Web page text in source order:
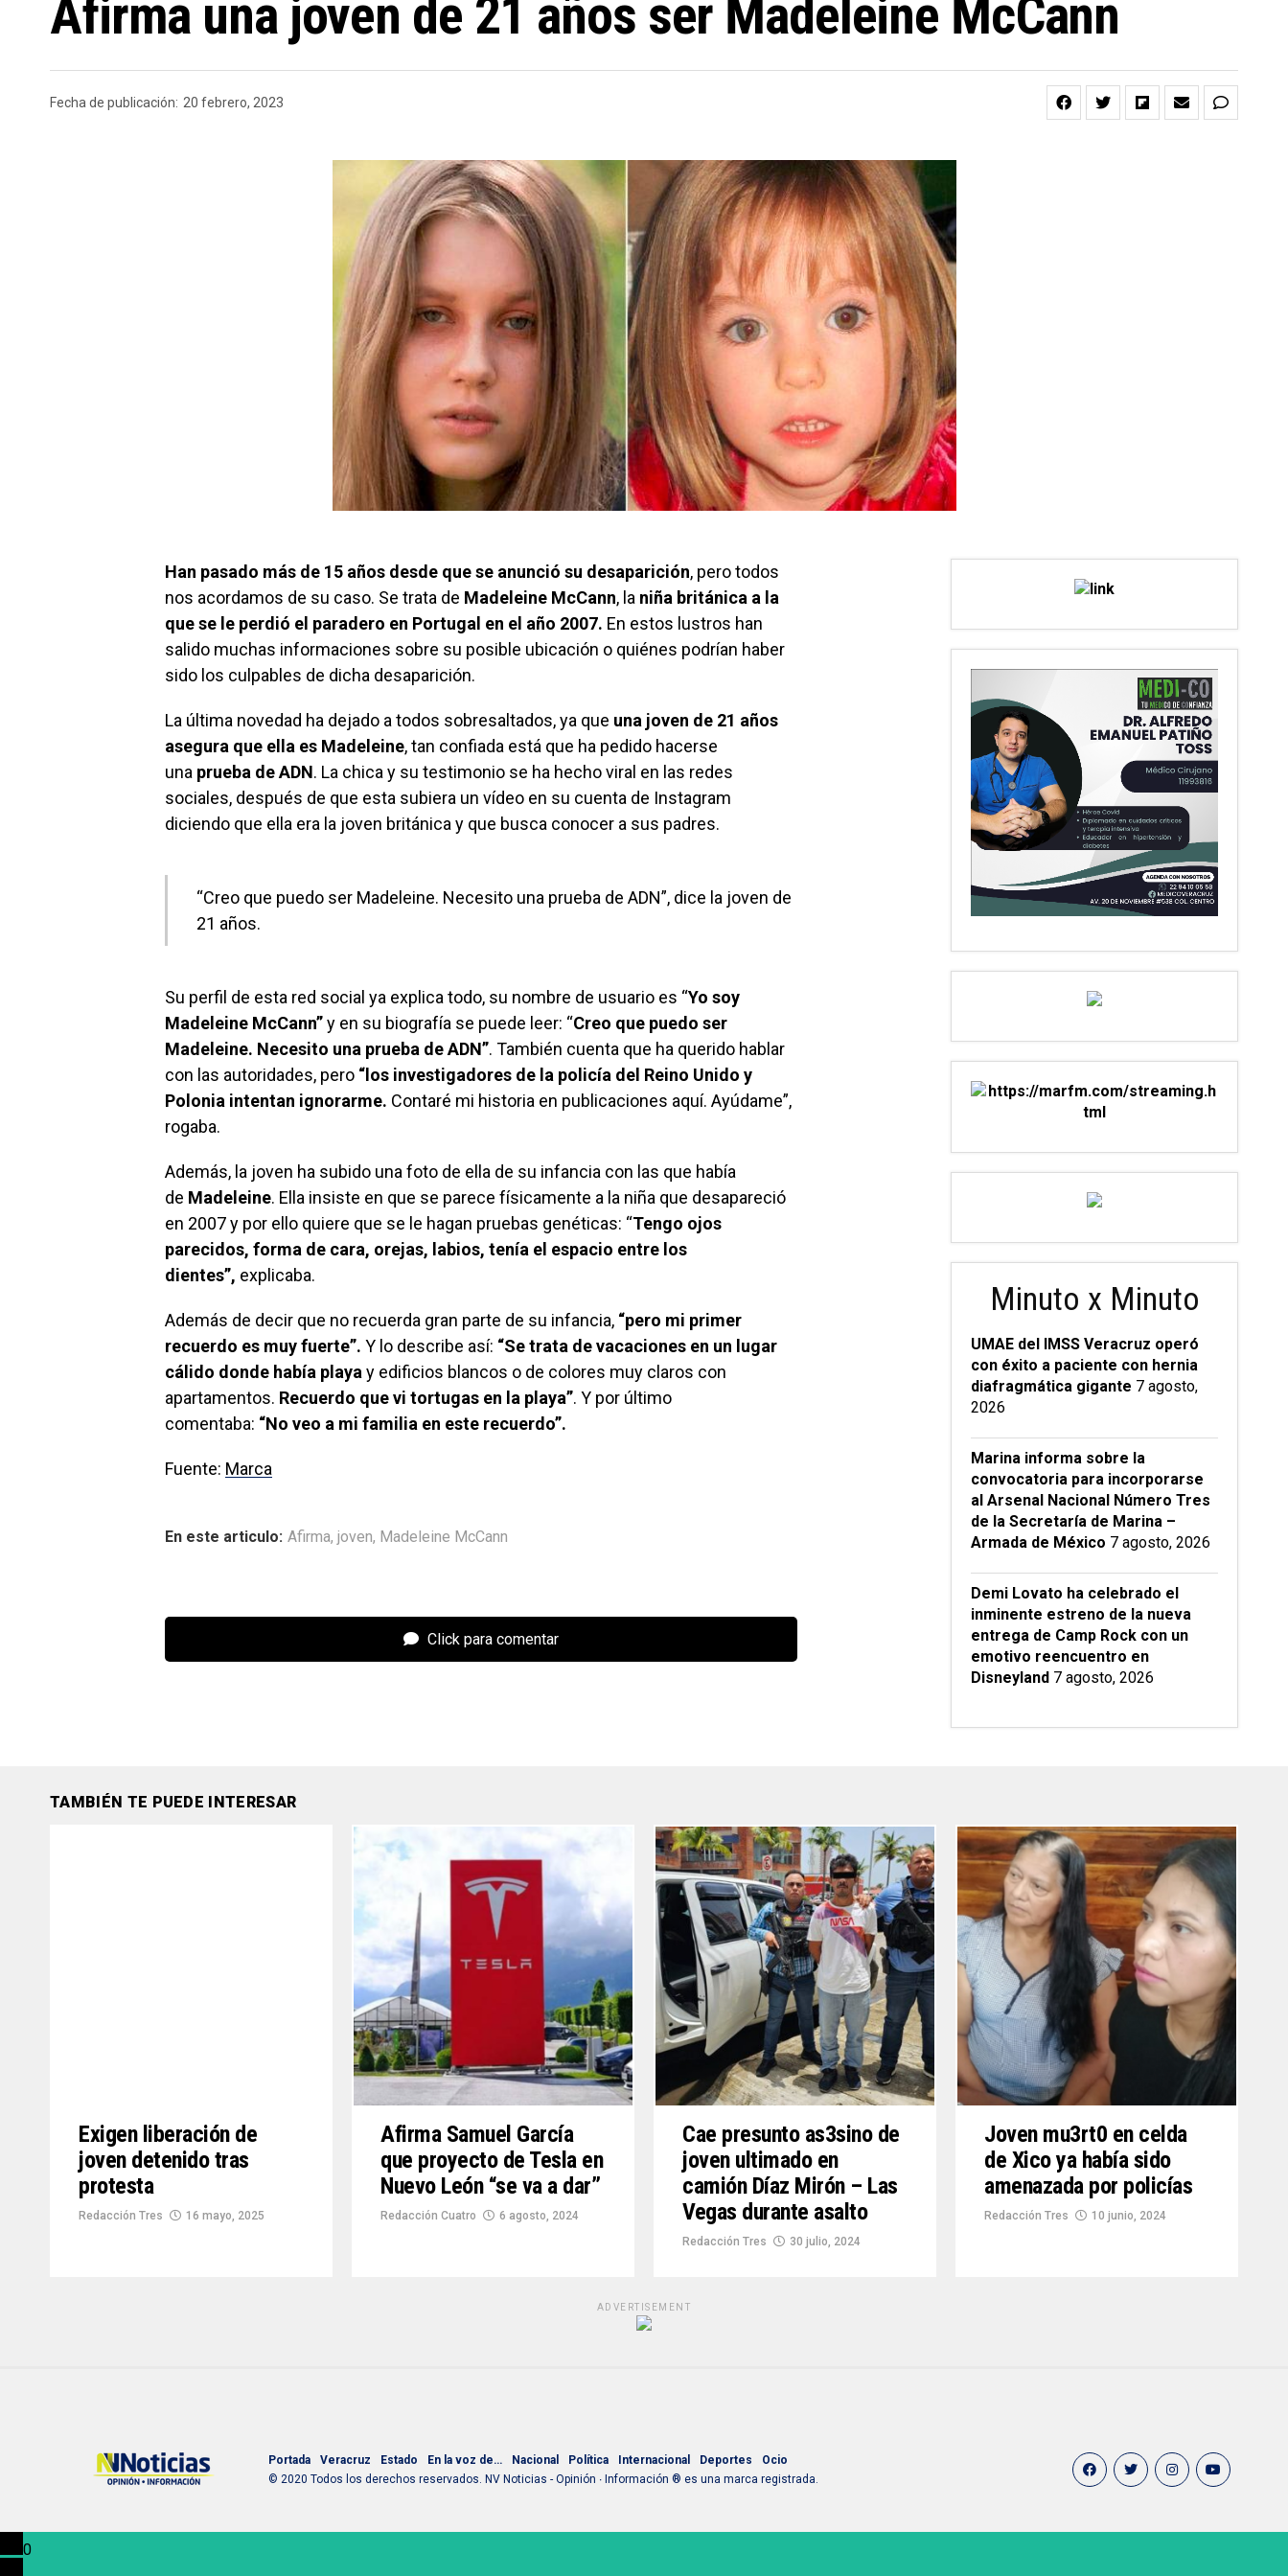
Afirma una joven de 21 años ser Madeleine McCann
Fecha de publicación: 20 febrero, 2023
Han pasado más de 15 años desde que se anunció su desaparición, pero todos
nos acordamos de su caso. Se trata de Madeleine McCann, la niña británica a la
que se le perdió el paradero en Portugal en el año 2007. En estos lustros han
salido muchas informaciones sobre su posible ubicación o quiénes podrían haber
sido los culpables de dicha desaparición.
La última novedad ha dejado a todos sobresaltados, ya que una joven de 21 años
asegura que ella es Madeleine, tan confiada está que ha pedido hacerse
una prueba de ADN. La chica y su testimonio se ha hecho viral en las redes
sociales, después de que esta subiera un vídeo en su cuenta de Instagram
diciendo que ella era la joven británica y que busca conocer a sus padres.
“Creo que puedo ser Madeleine. Necesito una prueba de ADN”, dice la joven de
21 años.
Su perfil de esta red social ya explica todo, su nombre de usuario es “Yo soy
Madeleine McCann”y en su biografía se puede leer: “Creo que puedo ser
Madeleine. Necesito una prueba de ADN”. También cuenta que ha querido hablar
con las autoridades, pero “los investigadores de la policía del Reino Unido y
Polonia intentan ignorarme. Contaré mi historia en publicaciones aquí. Ayúdame”,
rogaba.
Además, la joven ha subido una foto de ella de su infancia con las que había
de Madeleine. Ella insiste en que se parece físicamente a la niña que desapareció
en 2007 y por ello quiere que se le hagan pruebas genéticas: “Tengo ojos
parecidos, forma de cara, orejas, labios, tenía el espacio entre los
dientes”, explicaba.
Además de decir que no recuerda gran parte de su infancia, “pero mi primer
recuerdo es muy fuerte”. Y lo describe así: “Se trata de vacaciones en un lugar
cálido donde había playa y edificios blancos o de colores muy claros con
apartamentos. Recuerdo que vi tortugas en la playa”. Y por último
comentaba: “No veo a mi familia en este recuerdo”.
Fuente: Marca
En este articulo: Afirma, joven, Madeleine McCann
Click para comentar
Minuto x Minuto
UMAE del IMSS Veracruz operó
con éxito a paciente con hernia
diafragmática gigante 7 agosto,
2026
Marina informa sobre la
convocatoria para incorporarse
al Arsenal Nacional Número Tres
de la Secretaría de Marina –
Armada de México 7 agosto, 2026
Demi Lovato ha celebrado el
inminente estreno de la nueva
entrega de Camp Rock con un
emotivo reencuentro en
Disneyland 7 agosto, 2026
TAMBIÉN TE PUEDE INTERESAR
Exigen liberación de
joven detenido tras
protesta
Redacción Tres 16 mayo, 2025
Afirma Samuel García
que proyecto de Tesla en
Nuevo León “se va a dar”
Redacción Cuatro 6 agosto, 2024
Cae presunto as3sino de
joven ultimado en
camión Díaz Mirón – Las
Vegas durante asalto
Redacción Tres 30 julio, 2024
Joven mu3rt0 en celda
de Xico ya había sido
amenazada por policías
Redacción Tres 10 junio, 2024
ADVERTISEMENT
Portada Veracruz Estado En la voz de… Nacional Política Internacional Deportes
Ocio
© 2020 Todos los derechos reservados. NV Noticias - Opinión ∙ Información ® es una marca registrada.
0